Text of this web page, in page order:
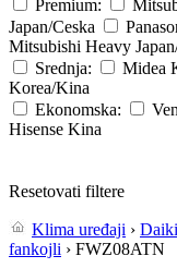
Premium:
Japan/Ceska
Mitsubishi Heavy
Srednja:
Midea
Korea/Kina
Ekonomska:
Hisense Kina
Resetovati filtere
Klima uređaji ›
fankojli › FWZ08ATN